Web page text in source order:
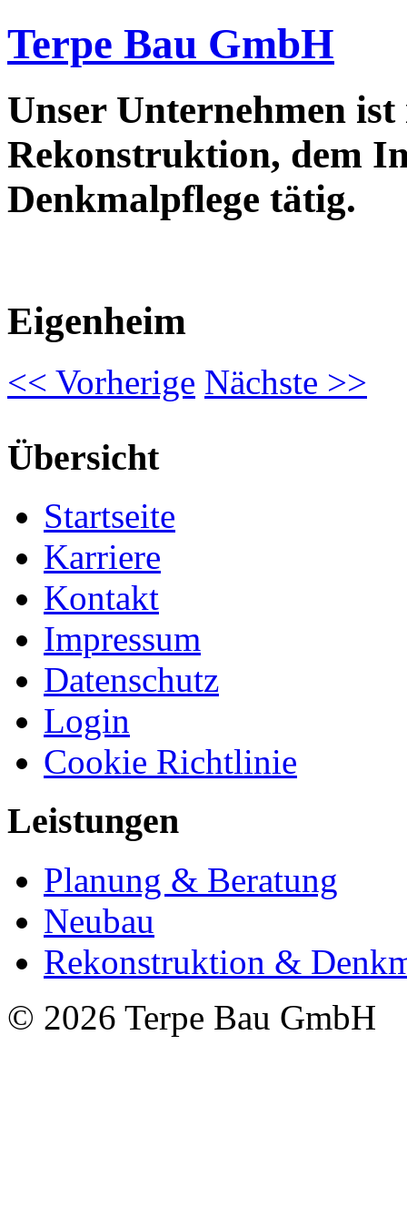
Terpe Bau GmbH
Unser Unternehmen
Rekonstruktion, dem
Denkmalpflege tätig.
Eigenheim
<< Vorherige Nächste >>
Übersicht
Startseite
Karriere
Kontakt
Impressum
Datenschutz
Login
Cookie Richtlinie
Leistungen
Planung & Beratung
Neubau
Rekonstruktion &
© 2026 Terpe Bau GmbH